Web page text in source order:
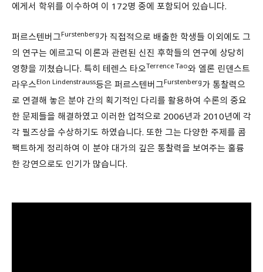
에게서 학위를 이수하여 이 172명 중에 포함되어 있습니다.
퍼르스텐버그Furstenberg가 직접적으로 배출한 학생들 이외에도 그
의 연구는 에르고딕 이론과 관련된 신진 후학들의 연구에 상당히
영향을 끼쳤습니다. 특히 테렌스 타오Terrence Tao와 엘론 린덴스트
라우스Elon Lindenstrauss등은 퍼르스텐버그Furstenberg가 통찰력으
로 연결해 놓은 분야 간의 획기적인 다리를 활용하여 수론의 중요
한 문제들을 해결하였고 이러한 업적으로 2006년과 2010년에 각
각 필즈상을 수상하기도 하였습니다. 또한 그는 다양한 주제를 콤
팩트하게 정리하여 이 분야 대가의 깊은 통찰력을 보여주는 훌륭
한 강연으로도 인기가 많습니다.